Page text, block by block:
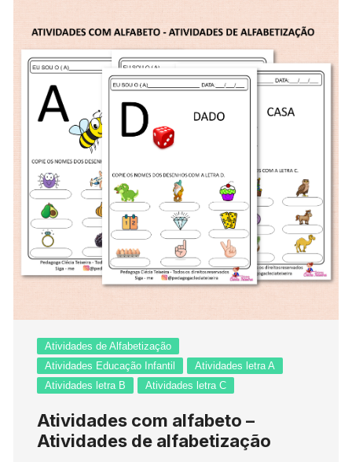
Atividades de Alfabetização
Atividades Educação Infantil
Atividades letra A
Atividades letra B
Atividades letra C
Atividades com alfabeto –
Atividades de alfabetização